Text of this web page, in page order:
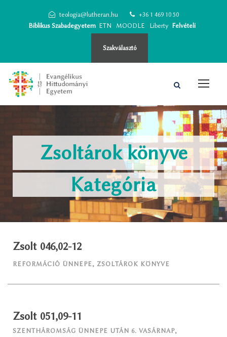
teologia@lutheran.hu
+36 1 469 10 50
Biblikus Szabadegyetem ETN MOODLE Liberty Felvételi
Szakválasztó
Zsoltárok könyve
Kategória
Zsolt 046,02-12
REFORMÁCIÓ ÜNNEPE, ZSOLTÁROK KÖNYVE
Zsolt 051,09-11
SZENTHÁROMSÁG ÜNNEPE UTÁN 6. VASÁRNAP,